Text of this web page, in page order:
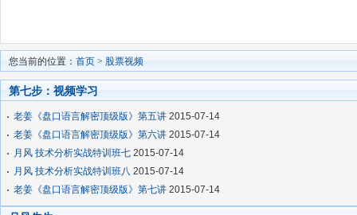
您当前的位置： 首页 > 股票视频
第七步：视频学习
老姜《盘口语言解密顶级版》第五讲 2015-07-14
老姜《盘口语言解密顶级版》第六讲 2015-07-14
月风 技术分析实战特训班七 2015-07-14
月风 技术分析实战特训班八 2015-07-14
老姜《盘口语言解密顶级版》第七讲 2015-07-14